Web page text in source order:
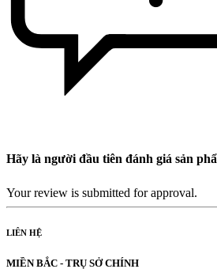
Hãy là người đầu tiên đánh giá sản
Your review is submitted for approval.
LIÊN HỆ
MIỀN BẮC - TRỤ SỞ CHÍNH